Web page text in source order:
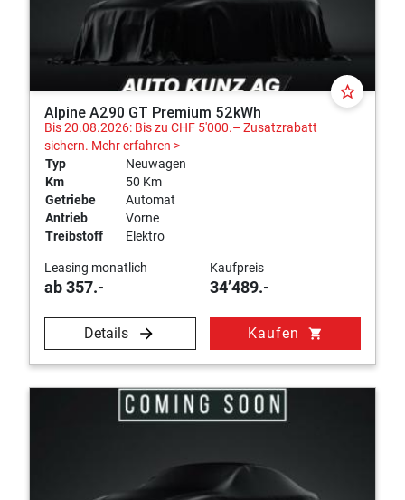
star_border
Alpine A290 GT Premium 52kWh
Bis 20.08.2026: Bis zu CHF 5'000.– Zusatzrabatt
sichern. Mehr erfahren >
Typ
Neuwagen
Km
50 Km
Getriebe
Automat
Antrieb
Vorne
Treibstoff
Elektro
Leasing monatlich
ab 357.-
Kaufpreis
34’489.-
Details Kaufen shopping_cart